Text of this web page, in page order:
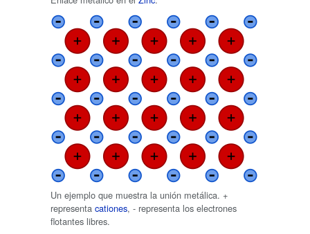
Un ejemplo que muestra la unión metálica. +
representa cationes, - representa los electrones
flotantes libres.